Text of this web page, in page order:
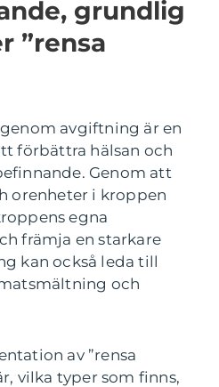
grundlig
”rensa
avgiftning är en
förbättra hälsan och
Genom att
orenheter i kroppen
egna
främja en starkare
kan också leda till
och
av ”rensa
vilka typer som finns,